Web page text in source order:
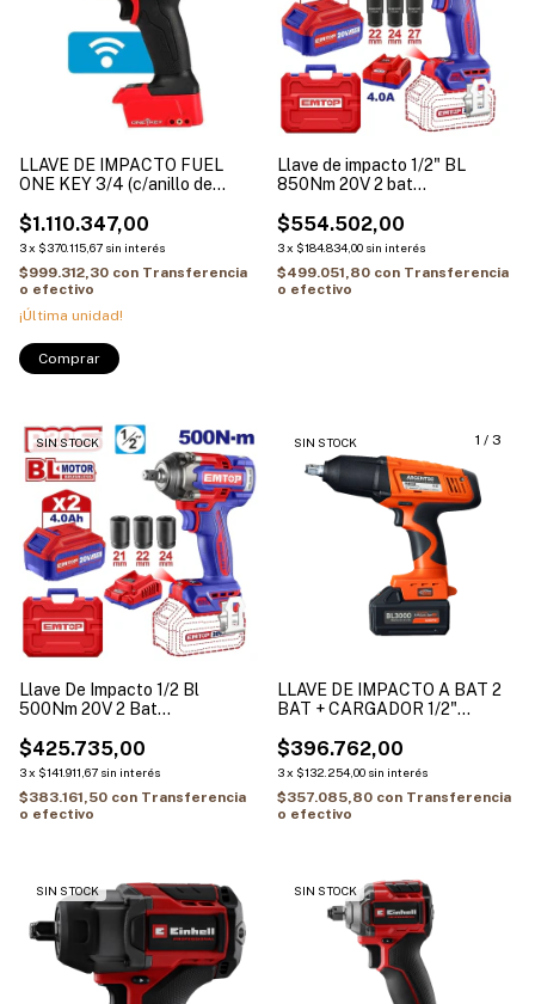
LLAVE DE IMPACTO FUEL
ONE KEY 3/4 (c/anillo de
2000Nm
$1.110.347,00
3x $370.115,67 sin interés
$999.312,30 con Transferencia
o efectivo
¡Última unidad!
Llave de impacto 1/2" BL
850Nm 20V 2 bat
ECIWL2085-4
$554.502,00
3x $184.834,00 sin interés
$499.051,80 con Transferencia
o efectivo
SIN STOCK
Llave De Impacto 1/2 Bl
500Nm 20V 2 Bat
Eciwl2050-4
$425.735,00
3x $141.911,67 sin interés
$383.161,50 con Transferencia
o efectivo
1 / 3
SIN STOCK
LLAVE DE IMPACTO A BAT 2
BAT + CARGADOR 1/2"
ARGENTEC
$396.762,00
3x $132.254,00 sin interés
$357.085,80 con Transferencia
o efectivo
SIN STOCK SIN STOCK